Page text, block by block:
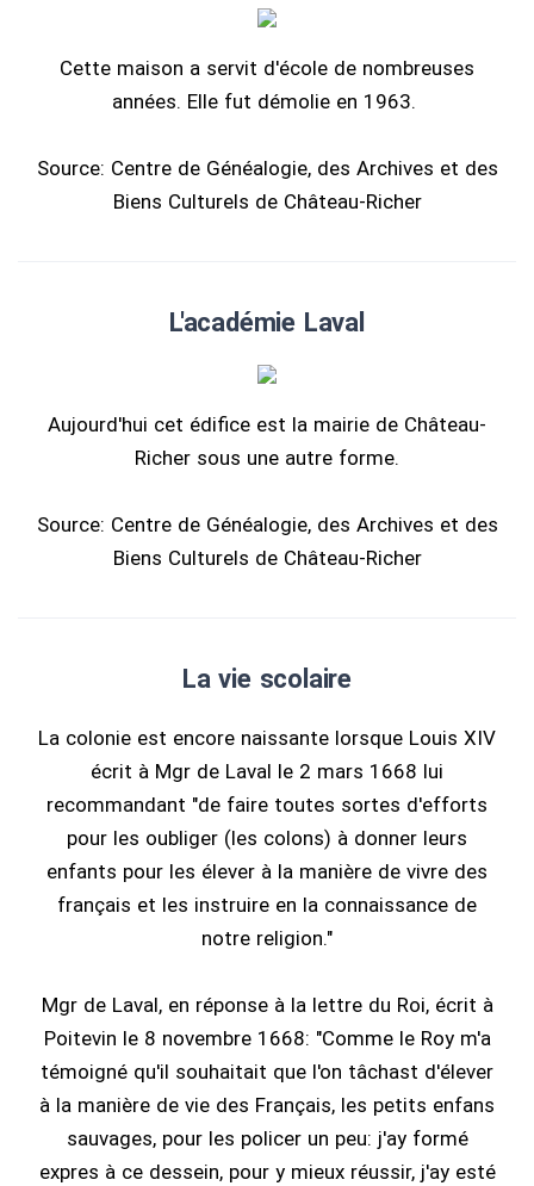
Cette maison a servit d'école de nombreuses
années. Elle fut démolie en 1963.
Source: Centre de Généalogie, des Archives et des
Biens Culturels de Château-Richer
L'académie Laval
Aujourd'hui cet édifice est la mairie de Château-
Richer sous une autre forme.
Source: Centre de Généalogie, des Archives et des
Biens Culturels de Château-Richer
La vie scolaire
La colonie est encore naissante lorsque Louis XIV
écrit à Mgr de Laval le 2 mars 1668 lui
recommandant "de faire toutes sortes d'efforts
pour les oubliger (les colons) à donner leurs
enfants pour les élever à la manière de vivre des
français et les instruire en la connaissance de
notre religion."
Mgr de Laval, en réponse à la lettre du Roi, écrit à
Poitevin le 8 novembre 1668: "Comme le Roy m'a
témoigné qu'il souhaitait que l'on tâchast d'élever
à la manière de vie des Français, les petits enfans
sauvages, pour les policer un peu: j'ay formé
expres à ce dessein, pour y mieux réussir, j'ay esté